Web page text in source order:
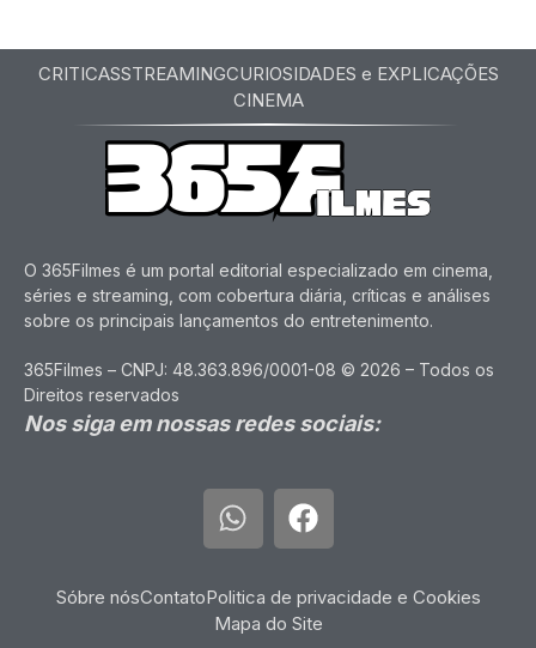
CRITICASSTREAMINGCURIOSIDADES e EXPLICAÇÕES
CINEMA
O 365Filmes é um portal editorial especializado em cinema,
séries e streaming, com cobertura diária, críticas e análises
sobre os principais lançamentos do entretenimento.
365Filmes – CNPJ: 48.363.896/0001-08 © 2026 – Todos os
Direitos reservados
Nos siga em nossas redes sociais:
Sóbre nósContatoPolitica de privacidade e Cookies
Mapa do Site